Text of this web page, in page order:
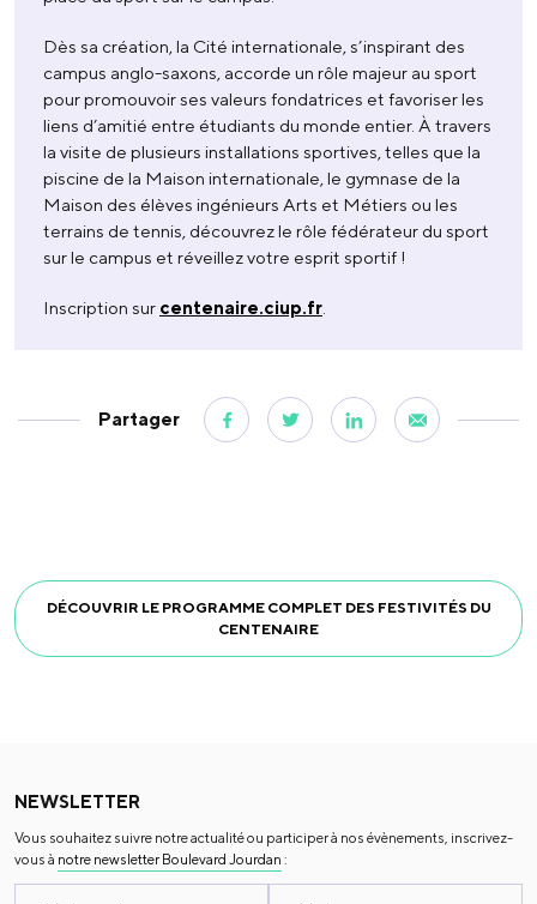
Dès sa création, la Cité internationale, s’inspirant des
campus anglo-saxons, accorde un rôle majeur au sport
pour promouvoir ses valeurs fondatrices et favoriser les
liens d’amitié entre étudiants du monde entier. À travers
la visite de plusieurs installations sportives, telles que la
piscine de la Maison internationale, le gymnase de la
Maison des élèves ingénieurs Arts et Métiers ou les
terrains de tennis, découvrez le rôle fédérateur du sport
sur le campus et réveillez votre esprit sportif !
Inscription sur centenaire.ciup.fr
Partager
DÉCOUVRIR LE PROGRAMME COMPLET DES FESTIVITÉS DU
CENTENAIRE
NEWSLETTER
Vous souhaitez suivre notre actualité ou participer à nos évènements, inscrivez-
vous à notre newsletter Boulevard Jourdan :